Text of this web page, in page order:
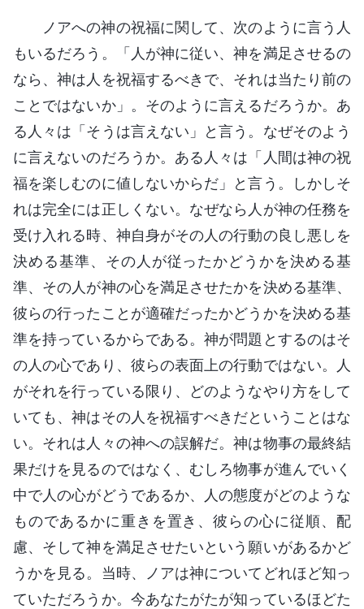
ノアへの神の祝福に関して、次のように言う人
もいるだろう。「人が神に従い、神を満足させるの
なら、神は人を祝福するべきで、それは当たり前の
ことではないか」。そのように言えるだろうか。あ
る人々は「そうは言えない」と言う。なぜそのよう
に言えないのだろうか。ある人々は「人間は神の祝
福を楽しむのに値しないからだ」と言う。しかしそ
れは完全には正しくない。なぜなら人が神の任務を
受け入れる時、神自身がその人の行動の良し悪しを
決める基準、その人が従ったかどうかを決める基
準、その人が神の心を満足させたかを決める基準、
彼らの行ったことが適確だったかどうかを決める基
準を持っているからである。神が問題とするのはそ
の人の心であり、彼らの表面上の行動ではない。人
がそれを行っている限り、どのようなやり方をして
いても、神はその人を祝福すべきだということはな
い。それは人々の神への誤解だ。神は物事の最終結
果だけを見るのではなく、むしろ物事が進んでいく
中で人の心がどうであるか、人の態度がどのような
ものであるかに重きを置き、彼らの心に従順、配
慮、そして神を満足させたいという願いがあるかど
うかを見る。当時、ノアは神についてどれほど知っ
ていただろうか。今あなたがたが知っているほどた